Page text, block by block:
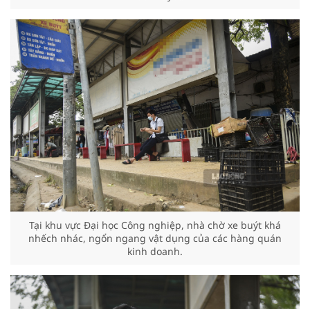
Tại khu vực Đại học Công nghiệp, nhà chờ xe buýt khá
nhếch nhác, ngổn ngang vật dụng của các hàng quán
kinh doanh.